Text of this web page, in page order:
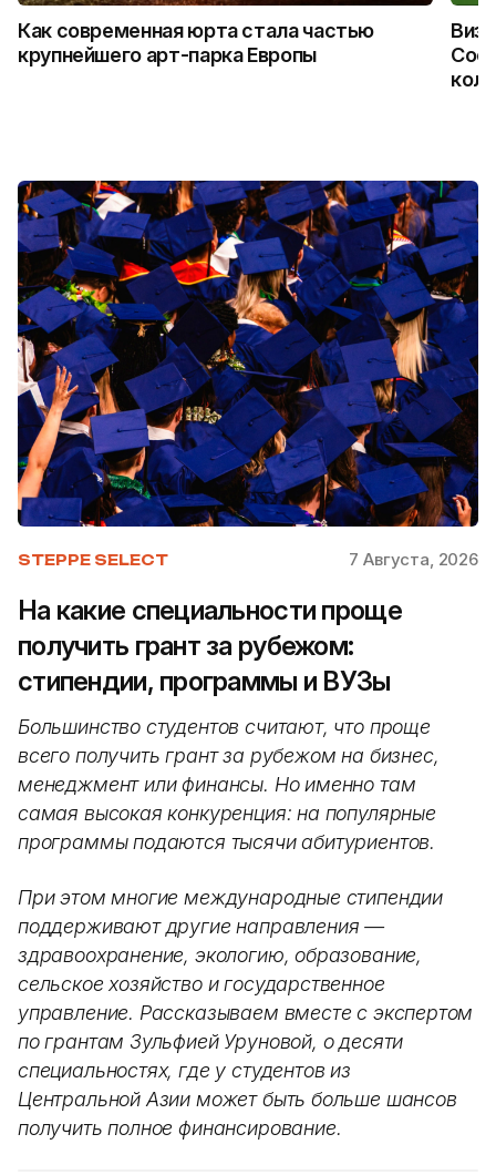
Как современная юрта стала частью
крупнейшего арт-парка Европы
STEPPE SELECT 7 Августа, 2026
На какие специальности проще
получить грант за рубежом:
стипендии, программы и ВУЗы
Большинство студентов считают, что проще
всего получить грант за рубежом на бизнес,
менеджмент или финансы. Но именно там
самая высокая конкуренция: на популярные
программы подаются тысячи абитуриентов.
При этом многие международные стипендии
поддерживают другие направления —
здравоохранение, экологию, образование,
сельское хозяйство и государственное
управление. Рассказываем вместе с экспертом
по грантам Зульфией Уруновой, о десяти
специальностях, где у студентов из
Центральной Азии может быть больше шансов
получить полное финансирование.